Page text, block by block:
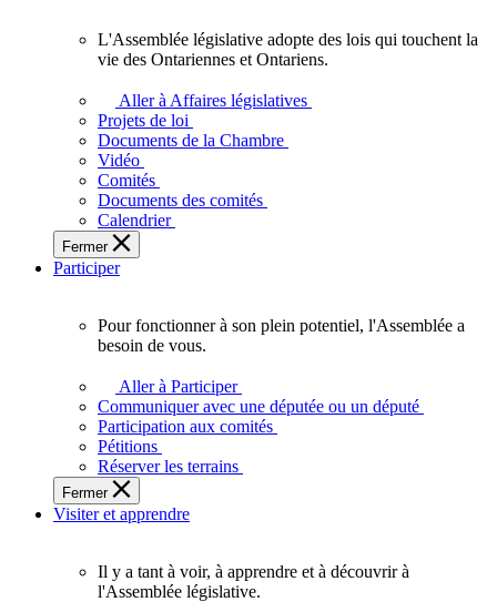
l'Ontario.
L'Assemblée
adopte
touchent
des
Ontariennes
et
L'Assemblée législative adopte des lois qui touchent la
vie des Ontariennes et Ontariens.
Aller à Affaires législatives
Projets de loi
Documents de la Chambre
Vidéo
Comités
Documents des comités
Calendrier
Fermer
Participer
plein
potentiel,
l'Assemblée
a
besoin
de
Pour fonctionner à son plein potentiel, l'Assemblée a
besoin de vous.
Aller à Participer
Communiquer avec une députée ou un député
Participation aux comités
Pétitions
Réserver les terrains
Fermer
Visiter et apprendre
Il y a tant à voir, à apprendre et à découvrir à
l'Assemblée législative.